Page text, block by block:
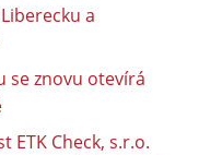
a
se znovu otevírá
ETK Check, s.r.o.